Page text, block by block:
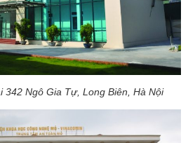
342 Ngô Gia Tự, Long Biên, Hà Nội